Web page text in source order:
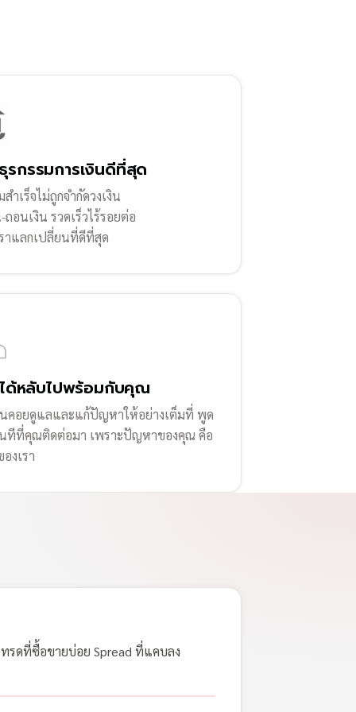
กรรมการเงินดีที่สุด
ำเร็จไม่ถูกจำกัดวงเงิน
ถอนเงิน รวดเร็วไร้รอยต่อ
าแลกเปลี่ยนที่ดีที่สุด
ได้หลับไปพร้อมกับคุณ
คอยดูแลและแก้ปัญหาให้อย่างเต็มที่ พูด
ทีที่คุณติดต่อมา เพราะปัญหาของคุณ คือ
งเรา
รดที่ซื้อขายบ่อย Spread ที่แคบลง